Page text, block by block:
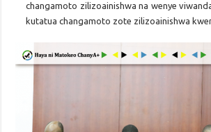
changamoto zilizoainishwa na wenye
kutatua changamoto zote zilizoainishwa